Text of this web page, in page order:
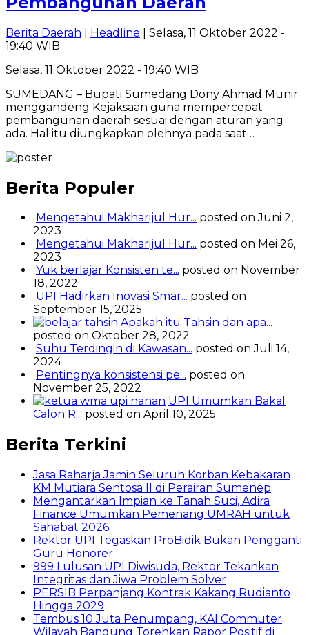
Berita Daerah Headline | Selasa, 11 Oktober 2022 -
19:40 WIB
Selasa, 11 Oktober 2022 - 19:40 WIB
SUMEDANG – Bupati Sumedang Dony Ahmad Munir
menggandeng Kejaksaan guna mempercepat
pembangunan daerah sesuai dengan aturan yang
ada. Hal itu diungkapkan olehnya pada saat…
Berita Populer
Mengetahui Makharijul Hur... posted on Juni 2,
2023
Mengetahui Makharijul Hur... posted on Mei 26,
2023
Yuk berlajar Konsisten te... posted on November
18, 2022
UPI Hadirkan Inovasi Smar... posted on
September 15, 2025
Apakah itu Tahsin dan apa...
posted on Oktober 28, 2022
Suhu Terdingin di Kawasan... posted on Juli 14,
2024
Pentingnya konsistensi pe... posted on
November 25, 2022
UPI Umumkan Bakal
Calon R... posted on April 10, 2025
Berita Terkini
Jasa Raharja Jamin Seluruh Korban Kebakaran
KM Mutiara Sentosa II di Perairan Sumenep
Mengantarkan Impian ke Tanah Suci, Adira
Finance Umumkan Pemenang UMRAH untuk
Sahabat 2026
Rektor UPI Tegaskan ProBidik Bukan Pengganti
Guru Honorer
999 Lulusan UPI Diwisuda, Rektor Tekankan
Integritas dan Jiwa Problem Solver
PERSIB Perpanjang Kontrak Kakang Rudianto
Hingga 2029
Tembus 10 Juta Penumpang, KAI Commuter
Wilayah Bandung Torehkan Rapor Positif di